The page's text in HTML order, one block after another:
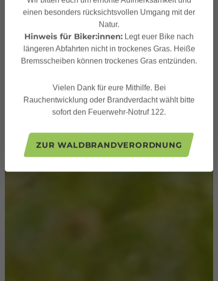
einen besonders rücksichtsvollen Umgang mit der
Natur.
Hinweis für Biker:innen: Legt euer Bike nach
längeren Abfahrten nicht in trockenes Gras. Heiße
Bremsscheiben können trockenes Gras entzünden.
Vielen Dank für eure Mithilfe. Bei
Rauchentwicklung oder Brandverdacht wählt bitte
sofort den Feuerwehr-Notruf 122.
ZUR WALDBRANDVERORDNUNG